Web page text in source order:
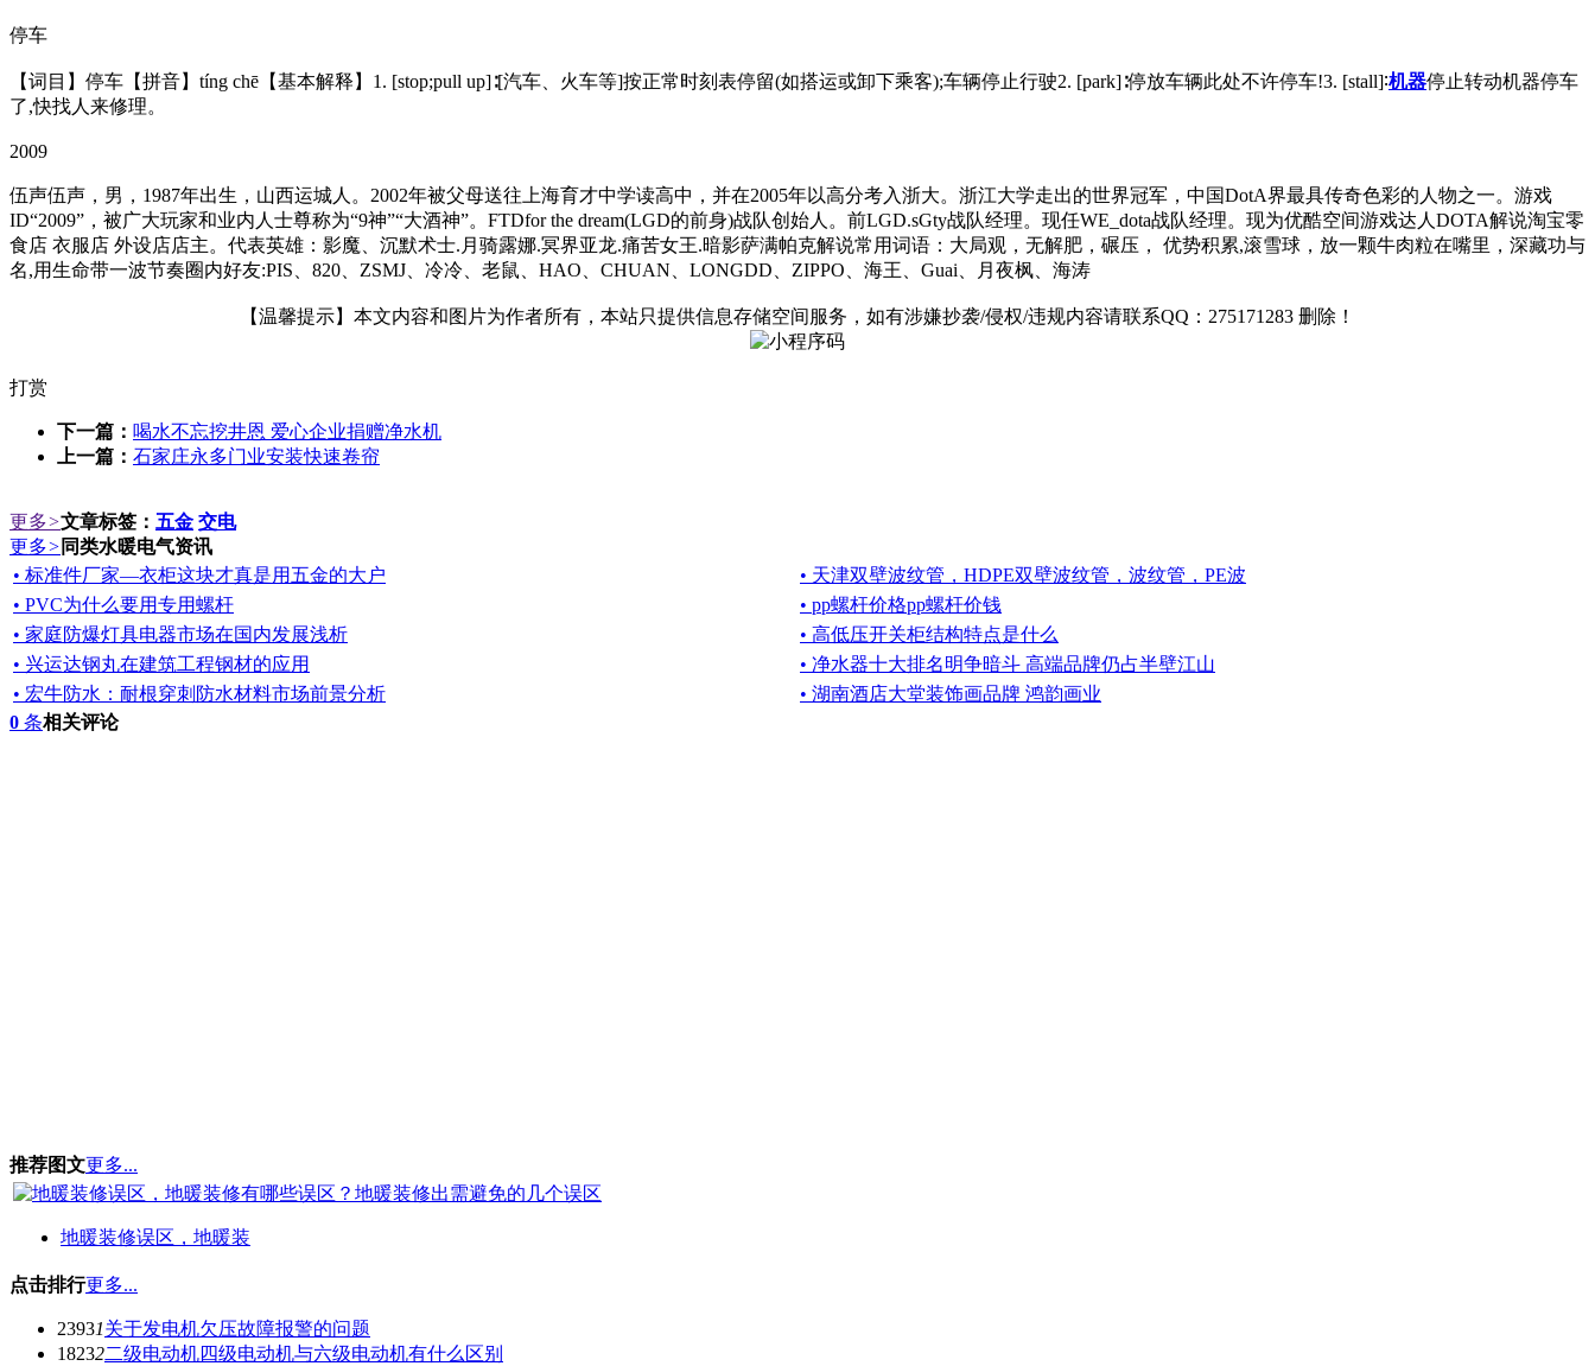
停车
【词目】停车【拼音】tíng chē【基本解释】1. [stop;pull up]∶[汽车、火车等]按正常时刻表停留(如搭运或卸下乘客);车辆停止行驶2. [park]∶停放车辆此处不许停车!3. [stall]∶机器停止转动机器停车
了,快找人来修理。
2009
伍声伍声，男，1987年出生，山西运城人。2002年被父母送往上海育才中学读高中，并在2005年以高分考入浙大。浙江大学走出的世界冠军，中国DotA界最具传奇色彩的人物之一。游戏
ID“2009”，被广大玩家和业内人士尊称为“9神”“大酒神”。FTDfor the dream(LGD的前身)战队创始人。前LGD.sGty战队经理。现任WE_dota战队经理。现为优酷空间游戏达人DOTA解说淘宝零
食店 衣服店 外设店店主。代表英雄：影魔、沉默术士.月骑露娜.冥界亚龙.痛苦女王.暗影萨满帕克解说常用词语：大局观，无解肥，碾压， 优势积累,滚雪球，放一颗牛肉粒在嘴里，深藏功与
名,用生命带一波节奏圈内好友:PIS、820、ZSMJ、冷冷、老鼠、HAO、CHUAN、LONGDD、ZIPPO、海王、Guai、月夜枫、海涛
【温馨提示】本文内容和图片为作者所有，本站只提供信息存储空间服务，如有涉嫌抄袭/侵权/违规内容请联系QQ：275171283 删除！
打赏
下一篇： 喝水不忘挖井恩 爱心企业捐赠净水机
上一篇： 石家庄永多门业安装快速卷帘
更多>文章标签： 五金 交电
更多> 同类水暖电气资讯
• 标准件厂家—衣柜这块才真是用五金的大户
• 天津双壁波纹管，HDPE双壁波纹管，波纹管，PE波
• PVC为什么要用专用螺杆
• pp螺杆价格pp螺杆价钱
• 家庭防爆灯具电器市场在国内发展浅析
• 高低压开关柜结构特点是什么
• 兴运达钢丸在建筑工程钢材的应用
• 净水器十大排名明争暗斗 高端品牌仍占半壁江山
• 宏牛防水：耐根穿刺防水材料市场前景分析
• 湖南酒店大堂装饰画品牌 鸿韵画业
0 条相关评论
推荐图文更多...
地暖装修误区，地暖装
点击排行更多...
23931关于发电机欠压故障报警的问题
18232二级电动机四级电动机与六级电动机有什么区别